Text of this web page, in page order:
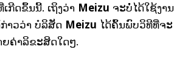
ກີດຂຶ້ນນີ້. ເຖິງວ່າ Meizu ຈະບໍ່ໄດ້ໃຊ້ງານ
າວວ່າ ບໍລິສັດ Meizu ໄດ້ຄົ້ນພົບວິທີທີ່ຈະ
ຍຄ່າລິຂະສິດໃດໆ.